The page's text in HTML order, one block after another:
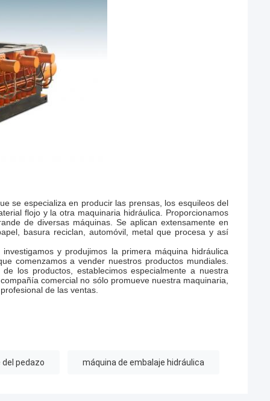
se especializa en producir las prensas, los esquileos del
flojo y la otra maquinaria hidráulica. Proporcionamos
de diversas máquinas. Se aplican extensamente en
basura reciclan, automóvil, metal que procesa y así
y produjimos la primera máquina hidráulica
comenzamos a vender nuestros productos mundiales.
los productos, establecimos especialmente a nuestra
comercial no sólo promueve nuestra maquinaria,
de las ventas.
pedazo máquina de embalaje hidráulica